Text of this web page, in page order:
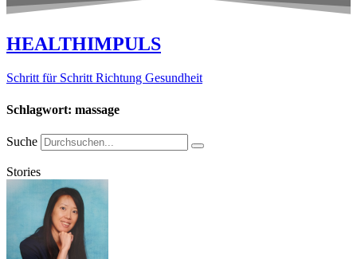
HEALTHIMPULS
Schritt für Schritt Richtung Gesundheit
Schlagwort: massage
Suche
Stories